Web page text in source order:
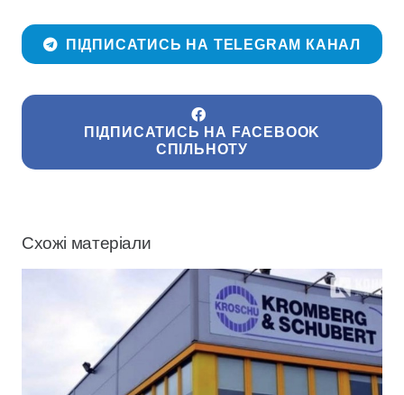
ПІДПИСАТИСЬ НА TELEGRAM КАНАЛ
ПІДПИСАТИСЬ НА FACEBOOK
СПІЛЬНОТУ
Схожі матеріали